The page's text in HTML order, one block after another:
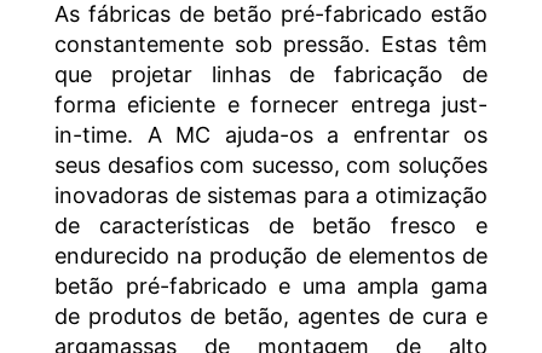
As fábricas de betão pré-fabricado estão
constantemente sob pressão. Estas têm
que projetar linhas de fabricação de
forma eficiente e fornecer entrega just-
in-time. A MC ajuda-os a enfrentar os
seus desafios com sucesso, com soluções
inovadoras de sistemas para a otimização
de características de betão fresco e
endurecido na produção de elementos de
betão pré-fabricado e uma ampla gama
de produtos de betão, agentes de cura e
argamassas de montagem de alto
Processamento de dados terceirizados
Firmamos um contrato com o Google para terceirizar o
processamento de dados e implementar totalmente os
requisitos rígidos das autoridades alemãs de proteção
de dados ao usar o Google Analytics.
Youtube
O nosso site usa plugins do YouTube, que são operados
pelo Google. O operador das páginas é o YouTube LLC,
901 Cherry Avenue, San Bruno, CA 94066, EUA. Se
visitar uma de nossas páginas com um plug-in do
YouTube, será estabelecida uma conexão com os seus
servidores. Aqui, o servidor do YouTube é informado
sobre quais as nossas páginas visitou. Se está